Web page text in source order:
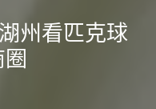
州看匹克球
圈